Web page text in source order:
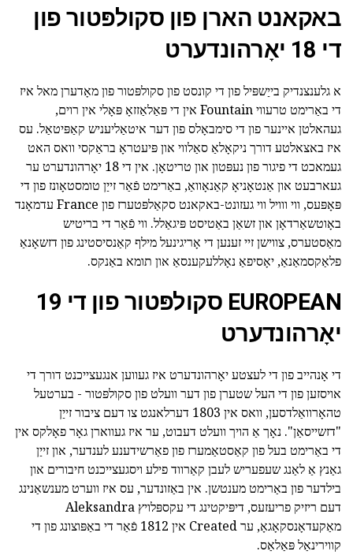
באקאנט הארן פון סקולפּטור פון
די 18 יאָרהונדערט
א גלענצנדיק בייַשפּיל פון די קונסט פון סקולפּטור פון מאָדערן מאל איז
די באַרימט טרעווי Fountain אין די פּאַלאַזזאָ פּאָלי אין רוים,
געהאלטן איינער פון די סימבאָלס פון דער איטאַליעניש קאַפּיטאַל. עס
איז באצאלטע דורך ניקאָלאַ סאַלווי און פּיעטראָ בראַקסי וואס האט
געמאכט די פיגור פון נעפּטון און טריטאָן. אין די 18 יאָרהונדערט ער
געארבעט און אַנטאָניאָ קאַנאָוואַ, באַרימט פֿאַר זייַן טומסטאָונז פון די
פּאָפּעס, ווי ווויל ווי געזונט-באקאנט סקאַלפּטערז פון France עדמאָנד
באָוטשאַרדאָן און זשאַן באַטיסט פּיגאַלל. ווי פֿאַר די בריטיש
מאַסטערס, צווישן זיי זענען די אָריגינעל מילף קאַנסיסטינג פון דזשאָנאַ
פלאַקסמאַנאַ, יאָסיפאַ נאָללעקענסאַ און תומא באַנקס.
EUROPEAN סקולפּטור פון די 19
יאָרהונדערט
די אָנהייב פון די לעצטע יאָרהונדערט איז געווען אנגעצייכנט דורך די
אויסזען פון די העל שטערן פון דער וועלט פון סקולפּטור - בערטעל
טהאָרוואַלדסען, וואס אין 1803 דערלאנגט צו דעם ציבור זייַן
"דזשייסאַן". נאָך אַ הויך וועלט דעבוט, ער איז געווארן גאָר פאָלקס אין
די באַרימט בעל פון קאַסטאַמערז פון פאַרשידענע לענדער, און זייַן
גאַנץ אַ לאַנג שעפעריש לעבן קאַרווד פילע ויסגעצייכנט חיבורים און
בילדער פון באַרימט מענטשן. אין באַזונדער, עס איז ווערט מענשאַנינג
דעם ריזיק פריעזעס, דיפּיקטינג די עקספּלויץ Aleksandra
מאַקעדאָנסקאָגאָ, ער Created אין 1812 פֿאַר די באַפּוצונג פון די
קווירינאַל פּאַלאַס.